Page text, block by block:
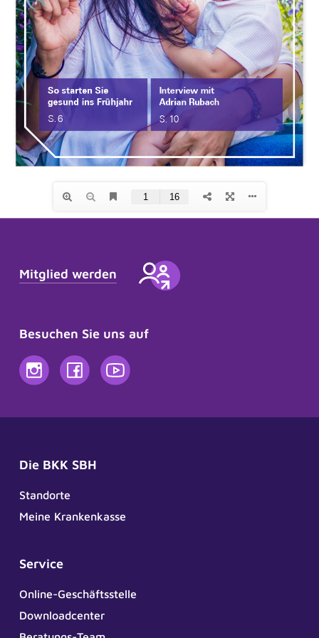
Mitglied werden
Besuchen Sie uns auf
Die BKK SBH
Standorte
Meine Krankenkasse
Service
Online-Geschäftsstelle
Downloadcenter
Frag Sina
Unsere digitaler Assistentin Sina berät Sie
noch nicht alles perfekt, lernt aber ständig dazu.
kann ich Ihnen helfen?